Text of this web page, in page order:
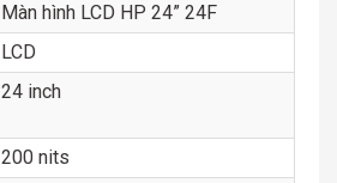
Màn hình LCD HP 24” 24F
LCD
24 inch
200 nits